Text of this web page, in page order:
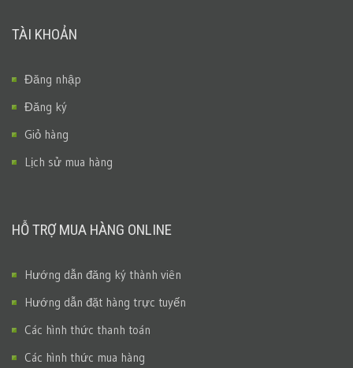
TÀI KHOẢN
Đăng nhập
Đăng ký
Giỏ hàng
Lịch sử mua hàng
HỖ TRỢ MUA HÀNG ONLINE
Hướng dẫn đăng ký thành viên
Hướng dẫn đặt hàng trực tuyến
Các hình thức thanh toán
Các hình thức mua hàng